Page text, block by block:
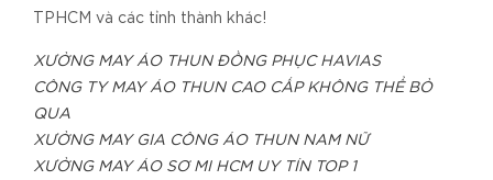
TPHCM và các tỉnh thành khác!
XƯỞNG MAY ÁO THUN ĐỒNG PHỤC HAVIAS
CÔNG TY MAY ÁO THUN CAO CẤP KHÔNG THỂ BỎ
QUA
XƯỞNG MAY GIA CÔNG ÁO THUN NAM NỮ
XƯỞNG MAY ÁO SƠ MI HCM UY TÍN TOP 1